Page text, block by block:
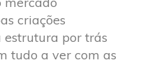
criações
por trás
tudo a ver com as